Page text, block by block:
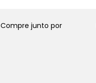
Compre junto por